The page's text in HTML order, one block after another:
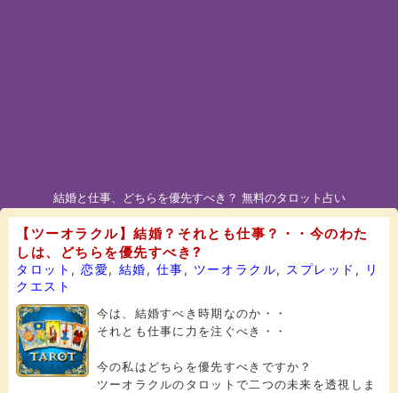
結婚と仕事、どちらを優先すべき？ 無料のタロット占い
【ツーオラクル】結婚？それとも仕事？・・今のわた
しは、どちらを優先すべき?
タロット ,恋愛, 結婚, 仕事, ツーオラクル, スプレッド ,
リ
クエスト
今は、結婚すべき時期なのか・・
それとも仕事に力を注ぐべき・・
今の私はどちらを優先すべきですか？
ツーオラクルのタロットで二つの未来を透視しま